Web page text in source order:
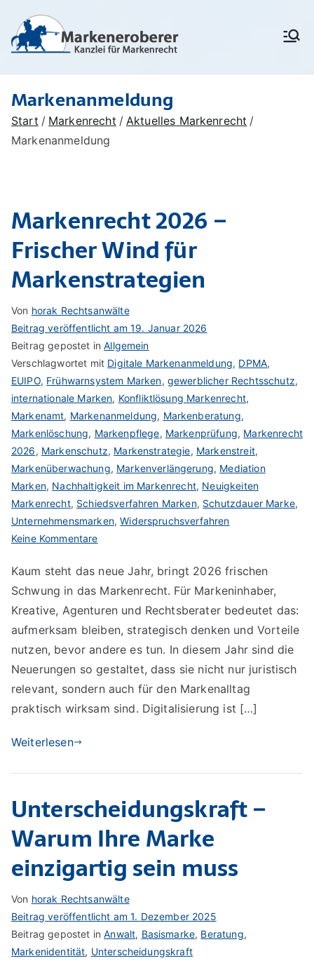
Inhalt
springen
Markenanm
eldung,
tz,
erer
Markenrecht,
Unionsmarken (EU-
Marken) und IR-Marken
Markenanmeldung
Start Markenrecht
Aktuelles Markenrecht
Markenanmeldung
Markenrecht 2026 –
Frischer Wind für
Markenstrategien
Von horak Rechtsanwälte
Beitrag veröffentlicht am19. Januar 2026
Beitrag gepostet inAllgemein
Verschlagwortet mit Digitale Markenanmeldung, DPMA,
EUIPO, Frühwarnsystem Marken, gewerblicher Rechtsschutz,
internationale Marken, Konfliktlösung Markenrecht,
Markenamt, Markenanmeldung, Markenberatung,
Markenlöschung, Markenpflege, Markenprüfung, Markenrecht
2026, Markenschutz, Markenstrategie, Markenstreit,
Markenüberwachung, Markenverlängerung, Mediation
Marken, Nachhaltigkeit im Markenrecht, Neuigkeiten
Markenrecht, Schiedsverfahren Marken, Schutzdauer Marke,
Unternehmensmarken,Widerspruchsverfahren
Keine Kommentarezu
2026
–
Frischer
Wind
für
Kaum steht das neue Jahr, bringt 2026 frischen
Schwung in das Markenrecht. Für Markeninhaber,
Kreative, Agenturen und Rechtsberater bedeutet das:
aufmerksam bleiben, strategisch denken und Vorteile
nutzen, bevor andere es tun. In diesem Jahr sind die
Neuerungen so gestaltet, dass sie nicht nur juristisch
relevant, sondern auch für den Markenalltag
praktisch wirksam sind. Digitalisierung ist […]
Weiterlesen
Unterscheidungskraft –
Warum Ihre Marke
einzigartig sein muss
Von horak Rechtsanwälte
Beitrag veröffentlicht am1. Dezember 2025
Beitrag gepostet inAnwalt, Basismarke, Beratung,
Markenidentität, Unterscheidungskraft